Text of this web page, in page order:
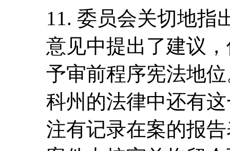
11. 委员会关切地指
意见中提出了建议
予审前程序宪法地
科州的法律中还有
注有记录在案的报